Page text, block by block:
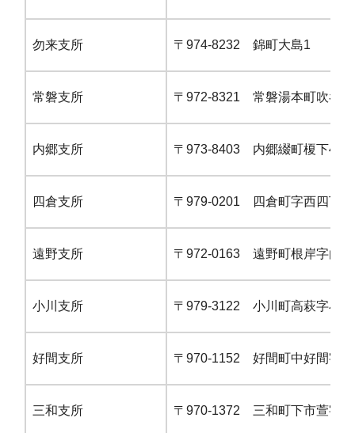
勿来支所 〒974-8232 錦町大島1
常磐支所 〒972-8321 常磐湯本町吹谷
内郷支所 〒973-8403 内郷綴町榎下46-2
四倉支所 〒979-0201 四倉町字西四丁
遠野支所 〒972-0163 遠野町根岸字白
小川支所 〒979-3122 小川町高萩字小
好間支所 〒970-1152 好間町中好間字
三和支所 〒970-1372 三和町下市萱字